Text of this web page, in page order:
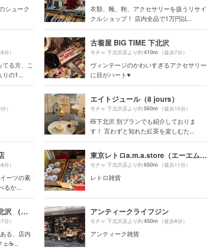
シューク
衣類、靴、鞄、アクセサリーを扱うリサイ
クルショップ！ 店内全品で1万円以...
分）
る方、こ
りの1...
古着屋 BIG TIME 下北沢
モチャ 下北沢店より約410m （徒歩7分）
ヴィンテージのかわいすぎるアクセサリー
に目がハート♥️
）
エイトジュール（8 jours）
モチャ 下北沢店より約560m （徒歩10分）
🧸下北沢 別プランでも紹介しておりま
す！ 言わずと知れた紅茶を楽しむた...
分）
ーツの素
るか...
東京レトロa.m.a.store（エーエムエーストア）
モチャ 下北沢店より約650m （徒歩11分）
レトロ雑貨
ウイズアウトスタンド 下北沢 （W/O STAND）
分）
る、店内
☕️...
アンティークライフジン
モチャ 下北沢店より約450m （徒歩8分）
アンティーク雑貨